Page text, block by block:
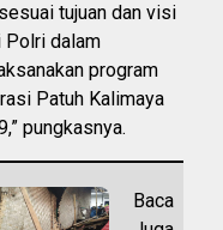
tujuan dan visi
Polri dalam
program
Patuh Kalimaya
pungkasnya.
Baca